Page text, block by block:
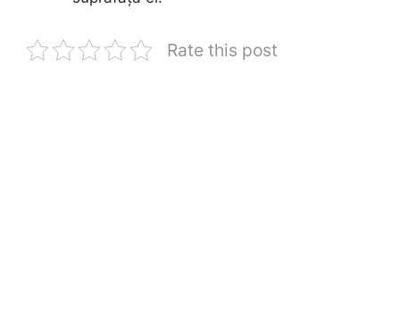
Rate this post